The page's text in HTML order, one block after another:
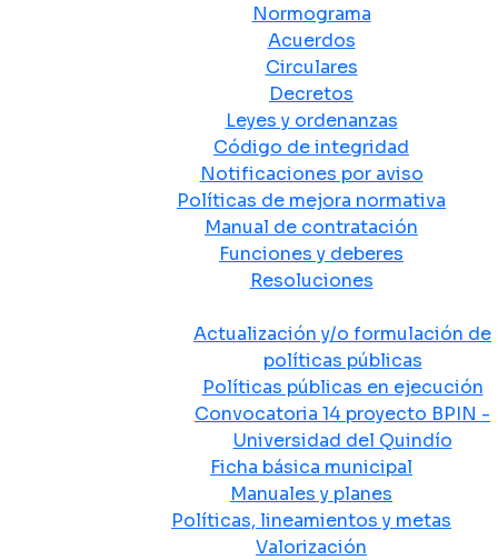
Normograma
Acuerdos
Circulares
Decretos
Leyes y ordenanzas
Código de integridad
Notificaciones por aviso
Políticas de mejora normativa
Manual de contratación
Funciones y deberes
Resoluciones
Actualización y/o formulación de
políticas públicas
Políticas públicas en ejecución
Convocatoria 14 proyecto BPIN -
Universidad del Quindío
Ficha básica municipal
Manuales y planes
Políticas, lineamientos y metas
Valorización